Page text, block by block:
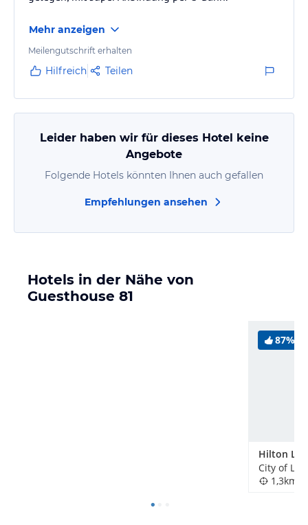
Mehr anzeigen
Meilengutschrift erhalten
Hilfreich Teilen
Leider haben wir für dieses Hotel keine
Angebote
Folgende Hotels könnten Ihnen auch gefallen
Empfehlungen ansehen
Hotels in der Nähe von
Guesthouse 81
87%
City of
1,3km